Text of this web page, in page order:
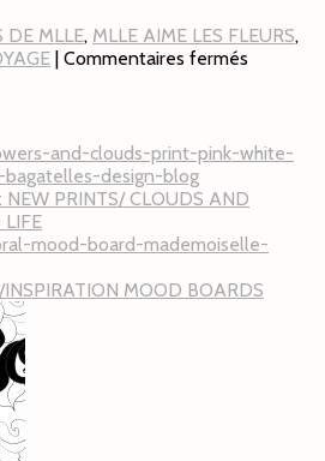
DE MLLE, MLLE AIME LES FLEURS,
| Commentaires fermés
NEW PRINTS/ CLOUDS AND
LIFE
MOOD BOARDS